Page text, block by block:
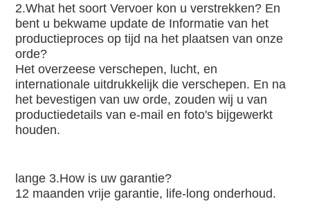
2.What het soort Vervoer kon u verstrekken? En
bent u bekwame update de Informatie van het
productieproces op tijd na het plaatsen van onze
orde?
Het overzeese verschepen, lucht, en
internationale uitdrukkelijk die verschepen. En na
het bevestigen van uw orde, zouden wij u van
productiedetails van e-mail en foto's bijgewerkt
houden.
lange 3.How is uw garantie?
12 maanden vrije garantie, life-long onderhoud.